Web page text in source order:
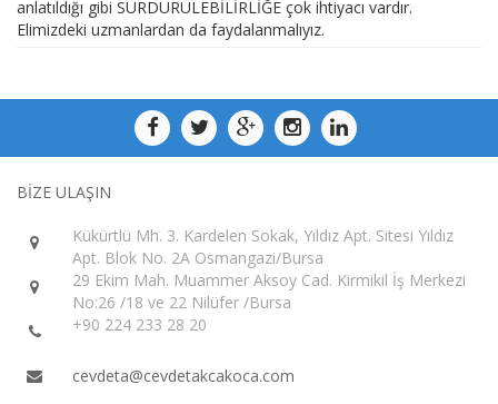
anlatıldığı gibi SÜRDÜRÜLEBİLİRLİĞE çok ihtiyacı vardır.
Elimizdeki uzmanlardan da faydalanmalıyız.
BİZE ULAŞIN
Kükürtlü Mh. 3. Kardelen Sokak, Yıldız Apt. Sitesi Yıldız
Apt. Blok No. 2A Osmangazi/Bursa
29 Ekim Mah. Muammer Aksoy Cad. Kirmikil İş Merkezi
No:26 /18 ve 22 Nilüfer /Bursa
+90 224 233 28 20
cevdeta@cevdetakcakoca.com